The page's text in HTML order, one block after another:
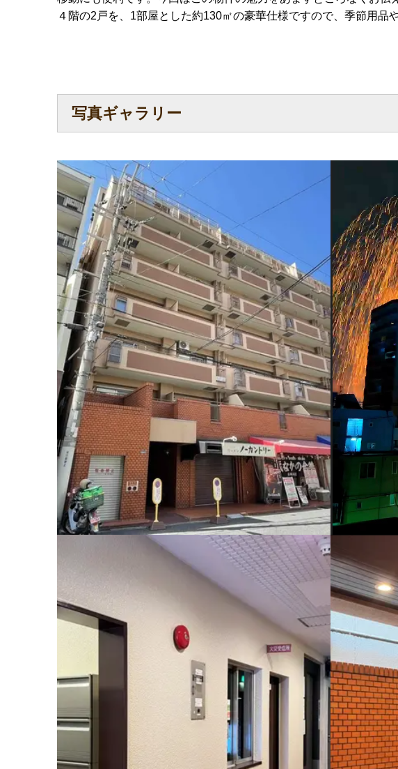
４階の2戸を、1部屋とした約130㎡の豪華仕様ですので、季節用品
写真ギャラリー